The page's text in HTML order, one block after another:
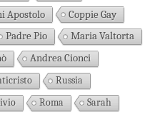
Apostolo Coppie Gay
Padre Pio
Maria Valtorta
Andrea Cionci
Russia
Roma Sarah